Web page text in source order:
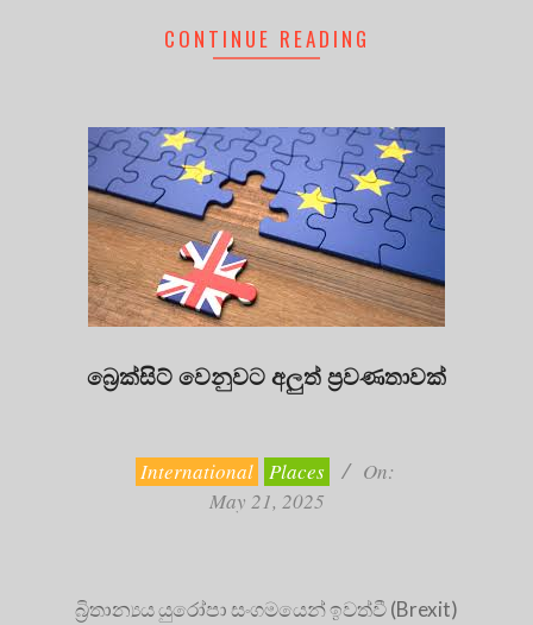
CONTINUE READING
බ්‍රෙක්සිට් වෙනුවට අලුත් ප්‍රවණතාවක්
International Places
On:
May 21, 2025
බ්‍රිතාන්‍යය යුරෝපා සංගමයෙන් ඉවත්වී (Brexit)